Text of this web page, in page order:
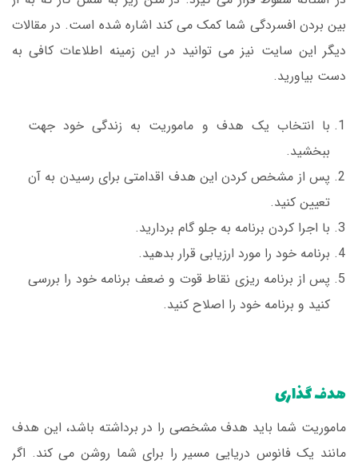
بین بردن افسردگی شما کمک می کند اشاره شده است. در مقالات
دیگر این سایت نیز می توانید در این زمینه اطلاعات کافی به
دست بیاورید.
با انتخاب یک هدف و ماموریت به زندگی خود جهت
ببخشید.
پس از مشخص کردن این هدف اقدامتی برای رسیدن به آن
تعیین کنید.
با اجرا کردن برنامه به جلو گام بردارید.
برنامه خود را مورد ارزیابی قرار بدهید.
پس از برنامه ریزی نقاط قوت و ضعف برنامه خود را بررسی
کنید و برنامه خود را اصلاح کنید.
هدف گذاری
ماموریت شما باید هدف مشخصی را در برداشته باشد، این هدف
مانند یک فانوس دریایی مسیر را برای شما روشن می کند. اگر